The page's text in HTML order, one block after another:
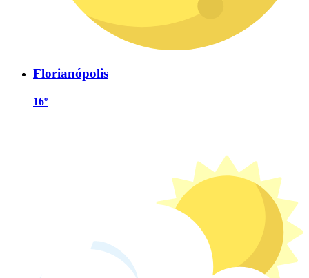
Florianópolis
16º